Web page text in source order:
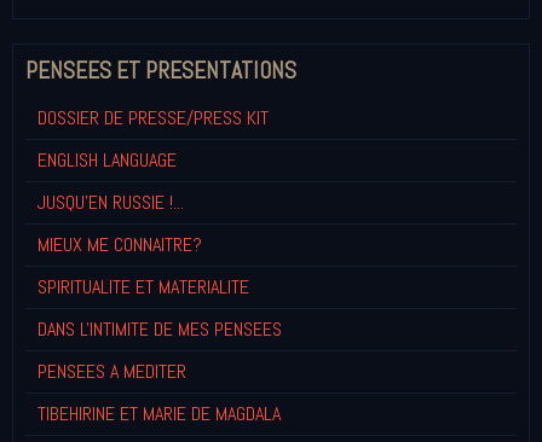
PENSEES ET PRESENTATIONS
DOSSIER DE PRESSE/PRESS KIT
ENGLISH LANGUAGE
JUSQU'EN RUSSIE !...
MIEUX ME CONNAITRE?
SPIRITUALITE ET MATERIALITE
DANS L'INTIMITE DE MES PENSEES
PENSEES A MEDITER
TIBEHIRINE ET MARIE DE MAGDALA